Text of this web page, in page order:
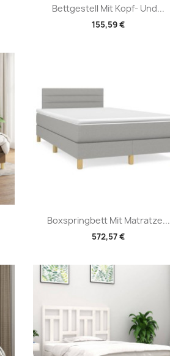
Bettgestell Mit Kopf- Und...
155,59 €
Vorschau
Boxspringbett Mit Matratze...
572,57 €
Vorschau